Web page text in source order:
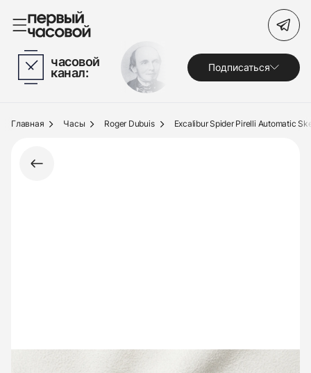
Часы
Украшения
Под заказ
Поиск по сайту
часовой
канал: Подписаться
Главная Часы Roger Dubuis Excalibur Spider Pirelli Automatic